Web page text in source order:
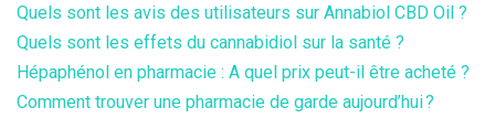
Quels sont les avis des utilisateurs sur Annabiol CBD Oil ?
Quels sont les effets du cannabidiol sur la santé ?
Hépaphénol en pharmacie : A quel prix peut-il être acheté ?
Comment trouver une pharmacie de garde aujourd’hui ?